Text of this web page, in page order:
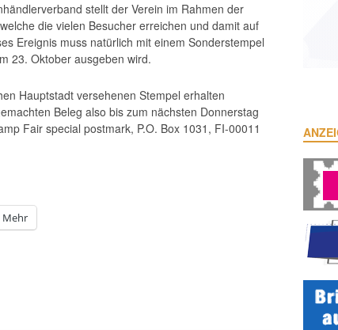
stellt der Verein im Rahmen der
die vielen Besucher erreichen und damit auf
Ereignis muss natürlich mit einem Sonderstempel
23. Oktober ausgeben wird.
Hauptstadt versehenen Stempel erhalten
Beleg also bis zum nächsten Donnerstag
Fair special postmark, P.O. Box 1031, FI-00011
Mehr